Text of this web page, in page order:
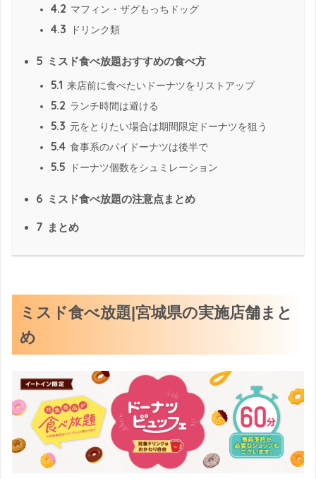
4.2 マフィン・ザグもっちドッグ
4.3 ドリンク類
5 ミスド食べ放題おすすめの食べ方
5.1 来店前に食べたいドーナツをリストアップ
5.2 ランチ時間は避ける
5.3 元をとりたい場合は期間限定ドーナツを狙う
5.4 食事系のパイドーナツは後半で
5.5 ドーナツ個数をシュミレーション
6 ミスド食べ放題の注意点まとめ
7 まとめ
ミスド食べ放題|宮城県の実施店舗まと
め